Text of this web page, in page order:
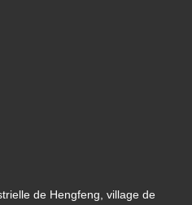
de Hengfeng, village de